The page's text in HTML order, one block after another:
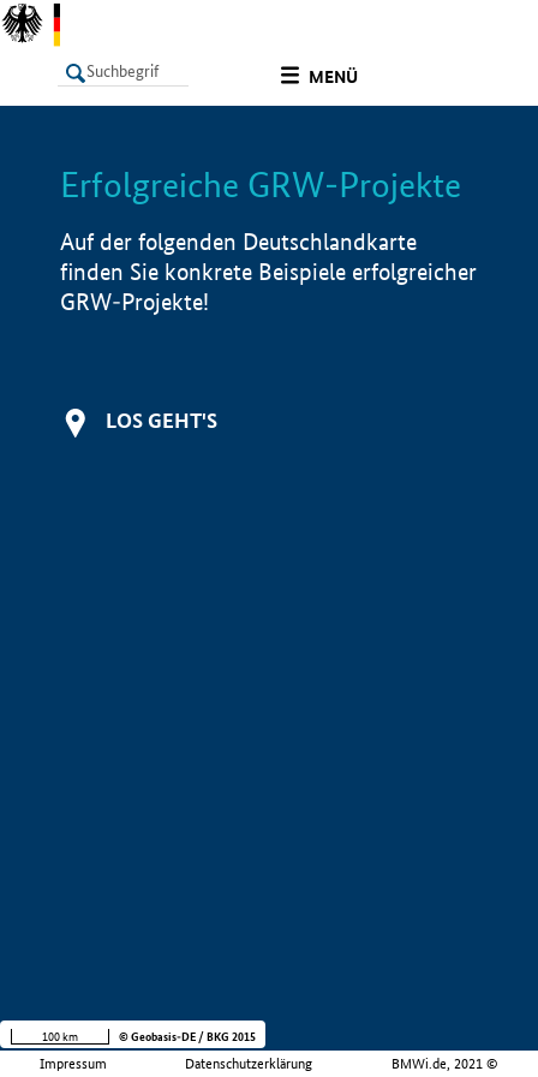
MENÜ
LISTE Info
Erfolgreiche GRW-Projekte
Auf der folgenden Deutschlandkarte
finden Sie konkrete Beispiele erfolgreicher
GRW-Projekte!
LOS GEHT'S
Impressum Datenschutzerklärung BMWi.de, 2021 ©
100 km © Geobasis-DE / BKG 2015